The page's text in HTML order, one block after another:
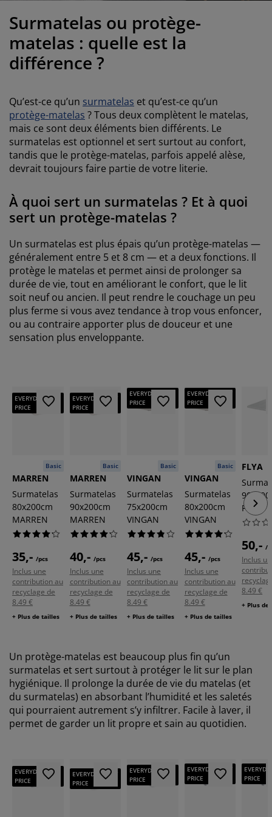
robes
de chambre à coucher
enfant
entretien meubles
pour vitrage
d'extérieur
d’enfant
pour animaux de compagnie
Surmatelas ou protège-
matelas : quelle est la
différence ?
Qu’est-ce qu’un surmatelas et qu’est-ce qu’un
protège-matelas ? Tous deux complètent le matelas,
mais ce sont deux éléments bien différents. Le
surmatelas est optionnel et sert surtout au confort,
tandis que le protège-matelas, parfois appelé alèse,
devrait toujours faire partie de votre literie.
À quoi sert un surmatelas ? Et à quoi
sert un protège-matelas ?
Un surmatelas est plus épais qu’un protège-matelas —
généralement entre 5 et 8 cm — et a deux fonctions. Il
protège le matelas et permet ainsi de prolonger sa
durée de vie, tout en améliorant le confort, que le lit
soit neuf ou ancien. Il peut rendre le couchage un peu
plus ferme si vous avez tendance à trop vous enfoncer,
ou au contraire apporter plus de douceur et une
sensation plus enveloppante.
EVERYDAY LOW
PRICE
Basic
MARREN
Surmatelas
80x200cm
MARREN
35,- /pcs
Inclus une
contribution au
recyclage de
8.49 €
+ Plus de tailles
EVERYDAY LOW
PRICE
Basic
MARREN
Surmatelas
90x200cm
MARREN
40,- /pcs
Inclus une
contribution au
recyclage de
8.49 €
+ Plus de tailles
EVERYDAY LOW
PRICE
Basic
VINGAN
Surmatelas
75x200cm
VINGAN
45,- /pcs
Inclus une
contribution au
recyclage de
8.49 €
+ Plus de tailles
EVERYDAY LOW
PRICE
Basic
VINGAN
Surmatelas
80x200cm
VINGAN
45,- /pcs
Inclus une
contribution au
recyclage de
8.49 €
+ Plus de tailles
FLYA
FLYA
50,- /
Inclus
8.49 €
+ Plus de
Un protège-matelas est beaucoup plus fin qu’un
surmatelas et sert surtout à protéger le lit sur le plan
hygiénique. Il prolonge la durée de vie du matelas (et
du surmatelas) en absorbant l’humidité et les saletés
qui pourraient autrement s’y infiltrer. Facile à laver, il
permet de garder un lit propre et sain au quotidien.
EVERYDAY LOW
PRICE
EVERYDAY LOW
PRICE
EVERYDAY LOW
PRICE
EVERYDAY LOW
PRICE
PRICE